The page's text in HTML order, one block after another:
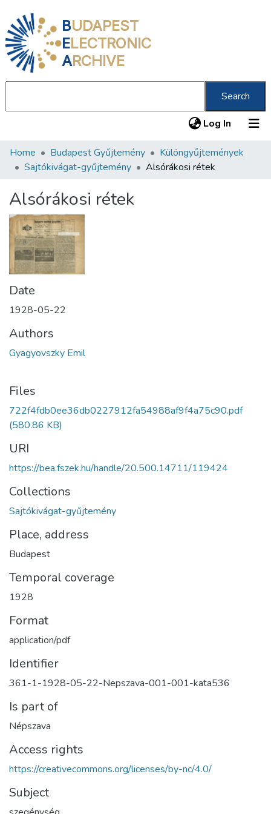
BUDAPEST
ELECTRONIC
ARCHIVE
Search
Log In (current)
Communities & Collections
Statistics
About us
Home Budapest Gyűjtemény
Különgyűjtemények
Sajtókivágat-gyűjtemény
Alsórákosi rétek
Alsórákosi rétek
Date
1928-05-22
Authors
Gyagyovszky Emil
Files
722f4fdb0ee36db0227912fa54988af9f4a75c90.pdf
(580.86 KB)
URI
https://bea.fszek.hu/handle/20.500.14711/119424
Collections
Sajtókivágat-gyűjtemény
Place, address
Budapest
Temporal coverage
1928
Format
application/pdf
Identifier
361-1-1928-05-22-Nepszava-001-001-kata536
Is part of
Népszava
Access rights
https://creativecommons.org/licenses/by-nc/4.0/
Subject